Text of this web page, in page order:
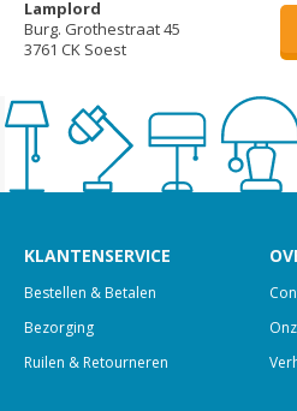
Lamplord
Burg. Grothestraat 45
3761 CK Soest
KLANTENSERVICE
Bestellen & Betalen
Bezorging
Ruilen & Retourneren